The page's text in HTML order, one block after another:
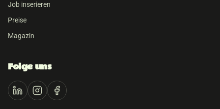
Job inserieren
Preise
Magazin
Folge uns